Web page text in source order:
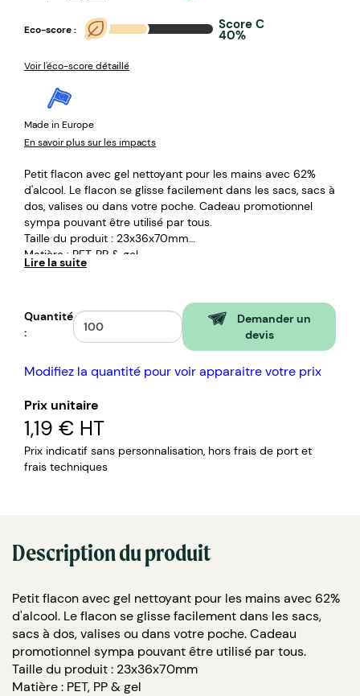
Eco-score : Score C
40%
Voir l'éco-score détaillé
Made in Europe
En savoir plus sur les impacts
Petit flacon avec gel nettoyant pour les mains avec 62%
d'alcool. Le flacon se glisse facilement dans les sacs, sacs à
dos, valises ou dans votre poche. Cadeau promotionnel
sympa pouvant être utilisé par tous.
Taille du produit : 23x36x70mm
Matière : PET, PP & gel
Lire la suite
Quantité
:
Demander un
devis
Modifiez la quantité pour voir apparaitre votre prix
Prix unitaire
1,19 € HT
Prix indicatif sans personnalisation, hors frais de port et
frais techniques
Description du produit
Petit flacon avec gel nettoyant pour les mains avec 62%
d'alcool. Le flacon se glisse facilement dans les sacs,
sacs à dos, valises ou dans votre poche. Cadeau
promotionnel sympa pouvant être utilisé par tous.
Taille du produit : 23x36x70mm
Matière : PET, PP & gel